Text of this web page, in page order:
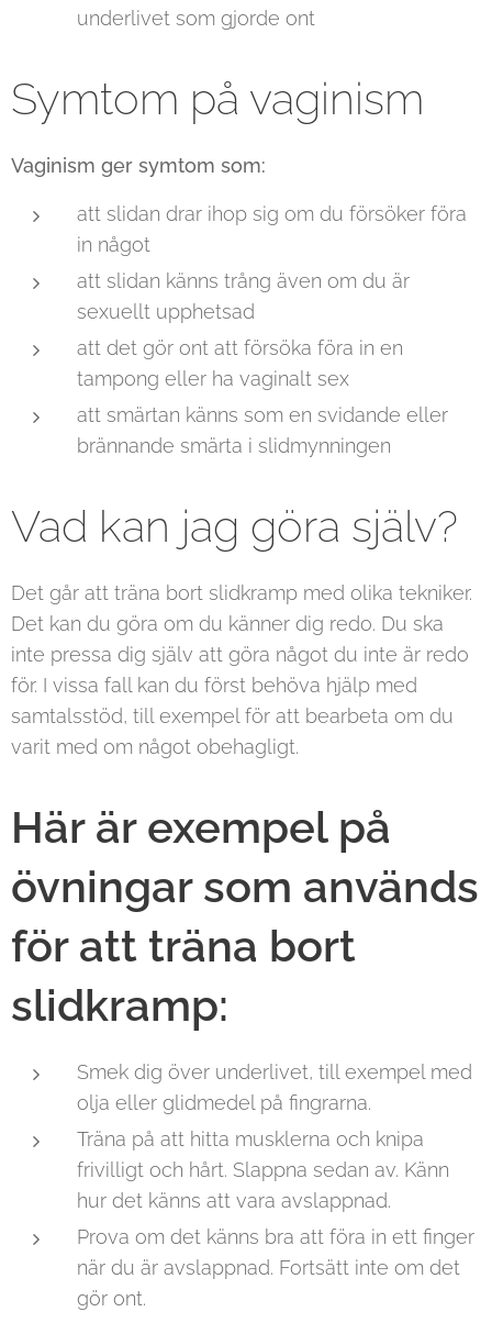
underlivet som gjorde ont
Symtom på vaginism
Vaginism ger symtom som:
att slidan drar ihop sig om du försöker föra
in något
att slidan känns trång även om du är
sexuellt upphetsad
att det gör ont att försöka föra in en
tampong eller ha vaginalt sex
att smärtan känns som en svidande eller
brännande smärta i slidmynningen
Vad kan jag göra själv?
Det går att träna bort slidkramp med olika tekniker.
Det kan du göra om du känner dig redo. Du ska
inte pressa dig själv att göra något du inte är redo
för. I vissa fall kan du först behöva hjälp med
samtalsstöd, till exempel för att bearbeta om du
varit med om något obehagligt.
Här är exempel på
övningar som används
för att träna bort
slidkramp:
Smek dig över underlivet, till exempel med
olja eller glidmedel på fingrarna.
Träna på att hitta musklerna och knipa
frivilligt och hårt. Slappna sedan av. Känn
hur det känns att vara avslappnad.
Prova om det känns bra att föra in ett finger
när du är avslappnad. Fortsätt inte om det
gör ont.